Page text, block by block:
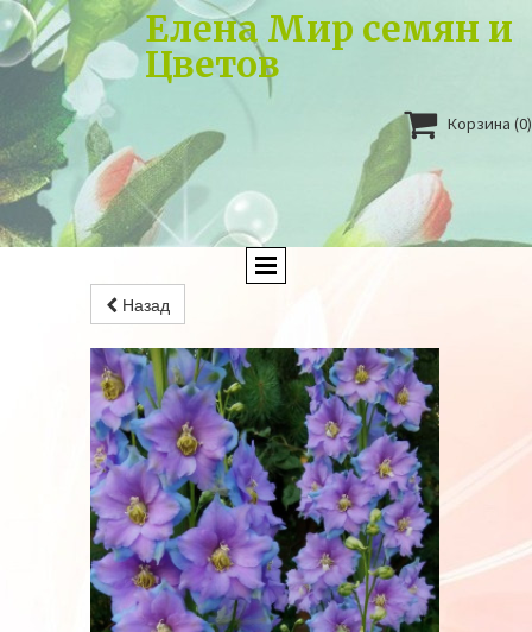
Елена Мир семян и
Цветов
 Корзина (0)
Назад